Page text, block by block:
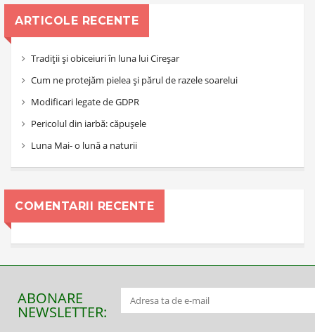
ARTICOLE RECENTE
Tradiții și obiceiuri în luna lui Cireșar
Cum ne protejăm pielea și părul de razele soarelui
Modificari legate de GDPR
Pericolul din iarbă: căpușele
Luna Mai- o lună a naturii
COMENTARII RECENTE
ABONARE
NEWSLETTER: